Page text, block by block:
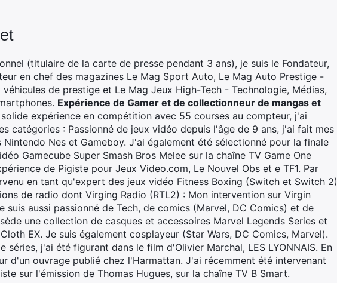
(titulaire de la carte de presse pendant 3 ans), je suis le Fondateur,
en chef des magazines Le Mag Sport Auto, Le Mag Auto Prestige -
de prestige et Le Mag Jeux High-Tech - Technologie, Médias,
. Expérience de Gamer et de collectionneur de mangas et
expérience en compétition avec 55 courses au compteur, j'ai
catégories : Passionné de jeux vidéo depuis l'âge de 9 ans, j'ai fait mes
Nintendo Nes et Gameboy. J'ai également été sélectionné pour la finale
Gamecube Super Smash Bros Melee sur la chaîne TV Game One
de Pigiste pour Jeux Video.com, Le Nouvel Obs et e TF1. Par
en tant qu'expert des jeux vidéo Fitness Boxing (Switch et Switch 2)
de radio dont Virging Radio (RTL2) : Mon intervention sur Virgin
suis aussi passionné de Tech, de comics (Marvel, DC Comics) et de
une collection de casques et accessoires Marvel Legends Series et
EX. Je suis également cosplayeur (Star Wars, DC Comics, Marvel).
séries, j'ai été figurant dans le film d'Olivier Marchal, LES LYONNAIS. En
d'un ouvrage publié chez l'Harmattan. J'ai récemment été intervenant
sur l'émission de Thomas Hugues, sur la chaîne TV B Smart.